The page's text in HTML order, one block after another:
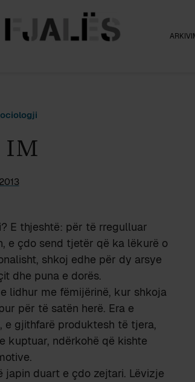
ARKIVI
IM
E thjeshtë: për të rregulluar
e çdo send tjetër që ka lëkurë o
shkoj edhe për dy arsye
dhe puna e dorës.
lidhur me fëmijërinë, kur shkoja
për të satën herë. Era e
e gjithfarë produktesh të tjera,
kuptuar, ndërkohë që kishte
duart e çdo zejtari. Lëvizje